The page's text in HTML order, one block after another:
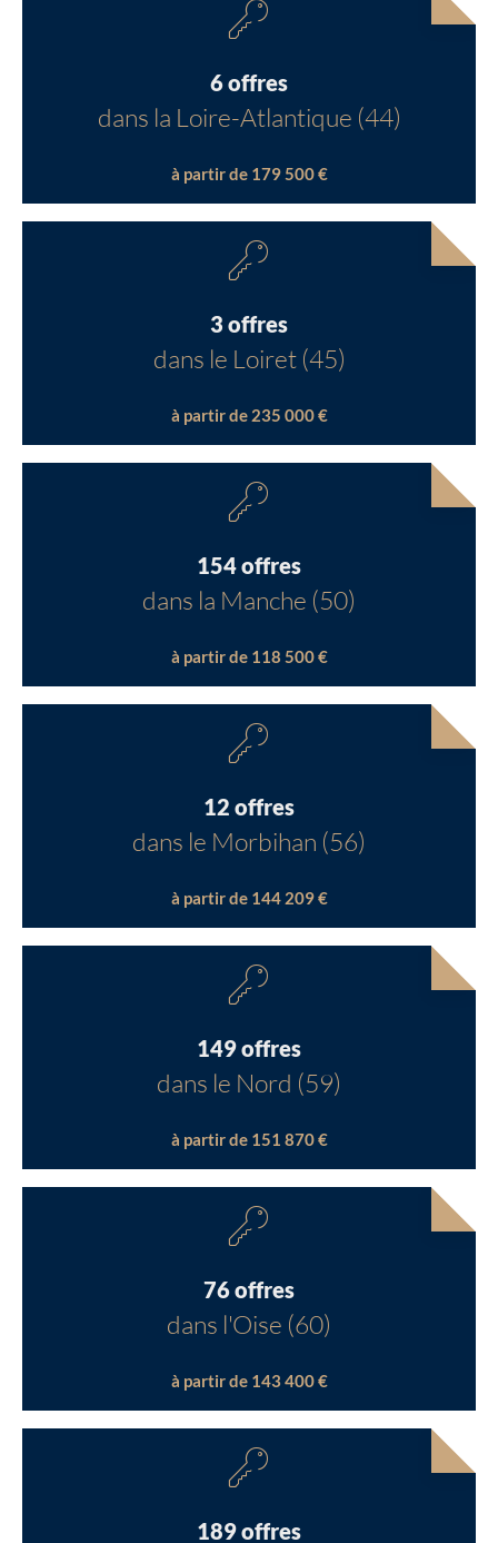
6 offres
dans la Loire-Atlantique (44)
à partir de 179 500 €
3 offres
dans le Loiret (45)
à partir de 235 000 €
154 offres
dans la Manche (50)
à partir de 118 500 €
12 offres
dans le Morbihan (56)
à partir de 144 209 €
149 offres
dans le Nord (59)
à partir de 151 870 €
76 offres
dans l'Oise (60)
à partir de 143 400 €
189 offres